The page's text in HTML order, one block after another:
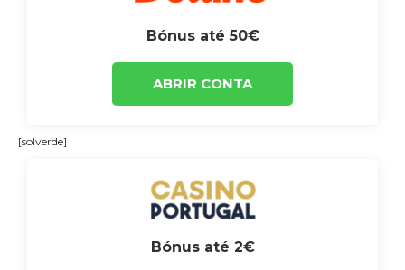
Bónus até 50€
ABRIR CONTA
[solverde]
Bónus até 2€